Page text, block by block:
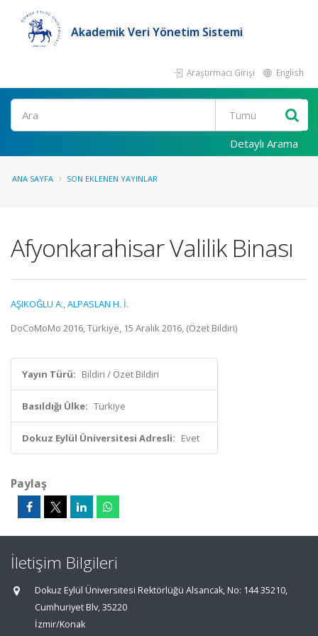
Akademik Veri Yönetim Sistemi
Araştırmacı Girişi English
Ara
Detaylı Arama
ANA SAYFA SON EKLENEN YAYINLAR
Afyonkarahisar Valilik Binası
AŞIKOĞLU A.,ALPASLAN H. İ.
DoCoMoMo 2016, Türkiye, 15 Aralık 2016, (Özet Bildiri)
Yayın Türü: Bildiri / Özet Bildiri
Basıldığı Ülke: Türkiye
Dokuz Eylül Üniversitesi Adresli: Evet
Paylaş
İletişim Bilgileri
Dokuz Eylül Üniversitesi Rektörlüğü Alsancak, No: 144 35210,
Cumhuriyet Blv, 35220
İzmir/Konak